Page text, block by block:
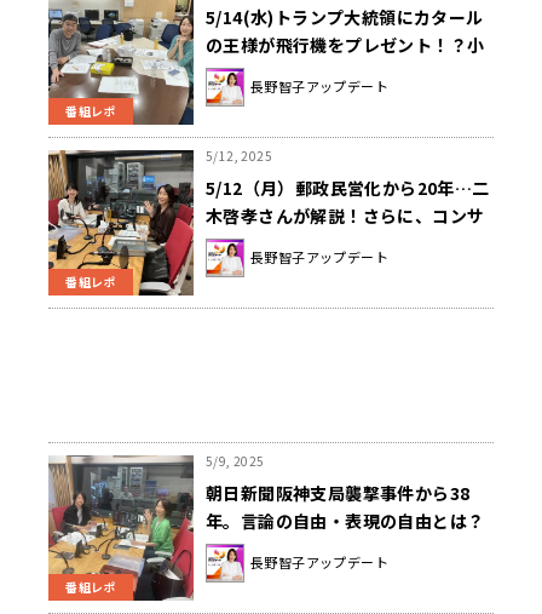
番組レポ
5/14(水)トランプ大統領にカタール
の王様が飛行機をプレゼント！？小
倉孝保氏が解説！谷口英喜医師によ
る『熱あたり』解説＆松本佐保日本
説も！
長野智子アップデート
番組レポ
5/12, 2025
5/12（月）郵政民営化から20年…二
木啓孝さんが解説！さらに、コンサ
ートの未来について平野亜矢さんが
解説！
長野智子アップデート
番組レポ
5/9, 2025
朝日新聞阪神支局襲撃事件から38
年。言論の自由・表現の自由とは？
長野智子アップデート